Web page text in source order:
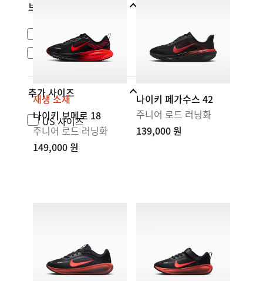
브랜드
나이키 스포츠웨어
ACG
추가 사이즈
US 사이즈
재생 소재
나이키 보메로 18
주니어 로드 러닝화
149,000 원
나이키 페가수스 42
주니어 로드 러닝화
139,000 원